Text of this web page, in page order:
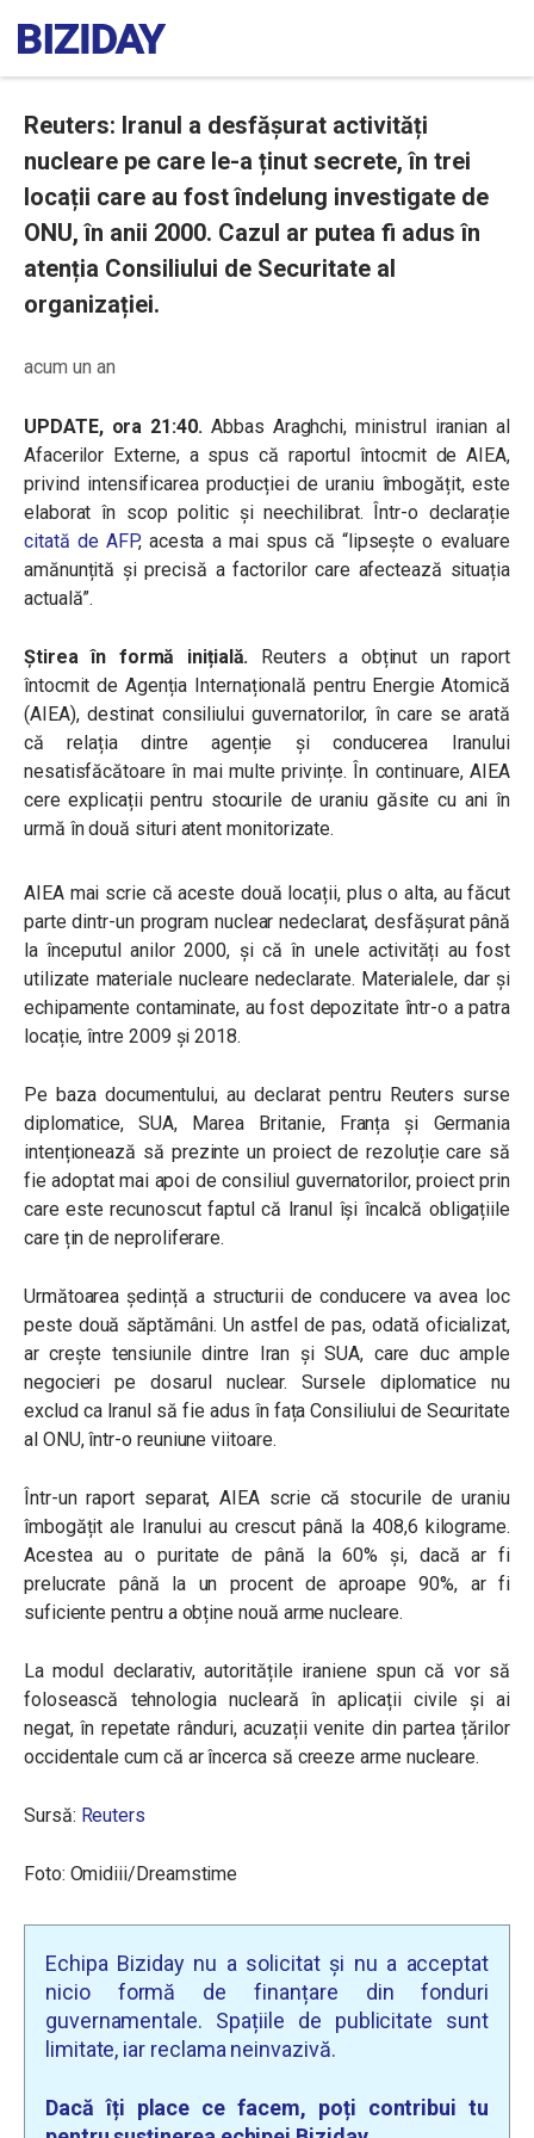
Reuters: Iranul a desfășurat activități
nucleare pe care le-a ținut secrete, în trei
locații care au fost îndelung investigate de
ONU, în anii 2000. Cazul ar putea fi adus în
atenția Consiliului de Securitate al
organizației.
acum un an
UPDATE, ora 21:40.Abbas Araghchi, ministrul iranian al
Afacerilor Externe, a spus că raportul întocmit de AIEA,
privind intensificarea producției de uraniu îmbogățit, este
elaborat în scop politic și neechilibrat. Într-o declarație
citată de AFP, acesta a mai spus că “lipsește o evaluare
amănunțită și precisă a factorilor care afectează situația
actuală”.
Știrea în formă inițială. Reuters a obținut un raport
întocmit de Agenția Internațională pentru Energie Atomică
(AIEA), destinat consiliului guvernatorilor, în care se arată
că relația dintre agenție și conducerea Iranului
nesatisfăcătoare în mai multe privințe. În continuare, AIEA
cere explicații pentru stocurile de uraniu găsite cu ani în
urmă în două situri atent monitorizate.
AIEA mai scrie că aceste două locații, plus o alta, au făcut
parte dintr-un program nuclear nedeclarat, desfășurat până
la începutul anilor 2000, și că în unele activități au fost
utilizate materiale nucleare nedeclarate. Materialele, dar și
echipamente contaminate, au fost depozitate într-o a patra
locație, între 2009 și 2018.
Pe baza documentului, au declarat pentru Reuters surse
diplomatice, SUA, Marea Britanie, Franța și Germania
intenționează să prezinte un proiect de rezoluție care să
fie adoptat mai apoi de consiliul guvernatorilor, proiect prin
care este recunoscut faptul că Iranul își încalcă obligațiile
care țin de neproliferare.
Următoarea ședință a structurii de conducere va avea loc
peste două săptămâni. Un astfel de pas, odată oficializat,
ar crește tensiunile dintre Iran și SUA, care duc ample
negocieri pe dosarul nuclear. Sursele diplomatice nu
exclud ca Iranul să fie adus în fața Consiliului de Securitate
al ONU, într-o reuniune viitoare.
Într-un raport separat, AIEA scrie că stocurile de uraniu
îmbogățit ale Iranului au crescut până la 408,6 kilograme.
Acestea au o puritate de până la 60% și, dacă ar fi
prelucrate până la un procent de aproape 90%, ar fi
suficiente pentru a obține nouă arme nucleare.
La modul declarativ, autoritățile iraniene spun că vor să
folosească tehnologia nucleară în aplicații civile și ai
negat, în repetate rânduri, acuzații venite din partea țărilor
occidentale cum că ar încerca să creeze arme nucleare.
Sursă: Reuters
Foto: Omidiii/Dreamstime
Echipa Biziday nu a solicitat și nu a acceptat
nicio formă de finanțare din fonduri
guvernamentale. Spațiile de publicitate sunt
limitate, iar reclama neinvazivă.
Dacă îți place ce facem, poți contribui tu